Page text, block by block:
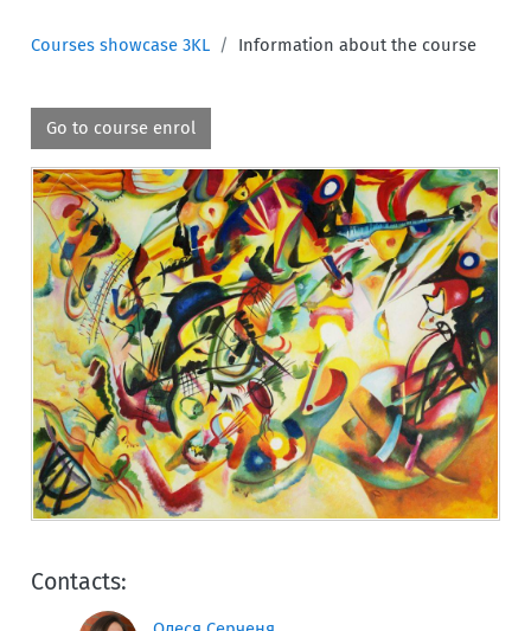
Courses showcase 3KL Information about the course
Blocks
Go to course enrol
Contacts: